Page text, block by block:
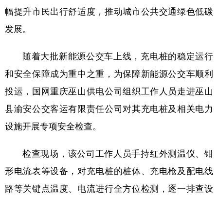
幅提升市民出行舒适度，推动城市公共交通绿色低碳
发展。
随着大批新能源公交车上线，充电桩的稳定运行
和安全保障成为重中之重，为保障新能源公交车顺利
投运，国网重庆巫山供电公司组织工作人员走进巫山
县渝安公交客运有限责任公司对其充电桩及相关电力
设施开展专项安全检查。
检查现场，该公司工作人员手持红外测温仪、钳
形电流表等设备，对充电桩的桩体、充电枪及配电线
路等关键点温度、电流进行全方位检测，逐一排查设